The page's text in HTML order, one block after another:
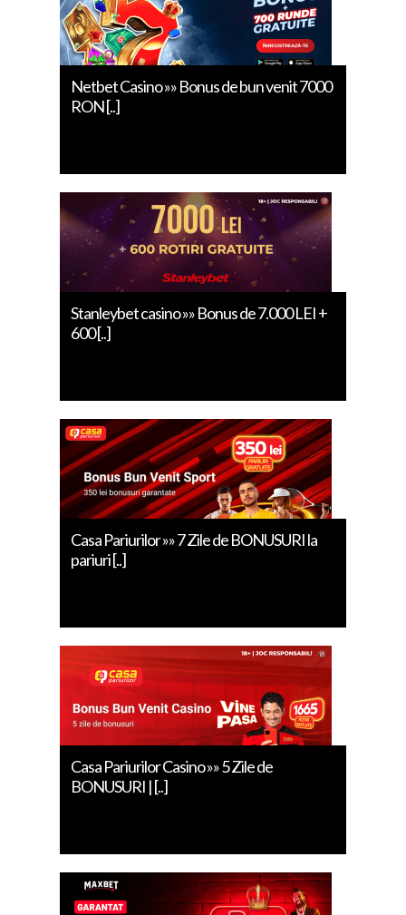
Netbet Casino »» Bonus de bun venit 7000
RON [..]
Stanleybet casino »» Bonus de 7.000 LEI +
600 [..]
Casa Pariurilor »» 7 Zile de BONUSURI la
pariuri [..]
Casa Pariurilor Casino »» 5 Zile de
BONUSURI | [..]